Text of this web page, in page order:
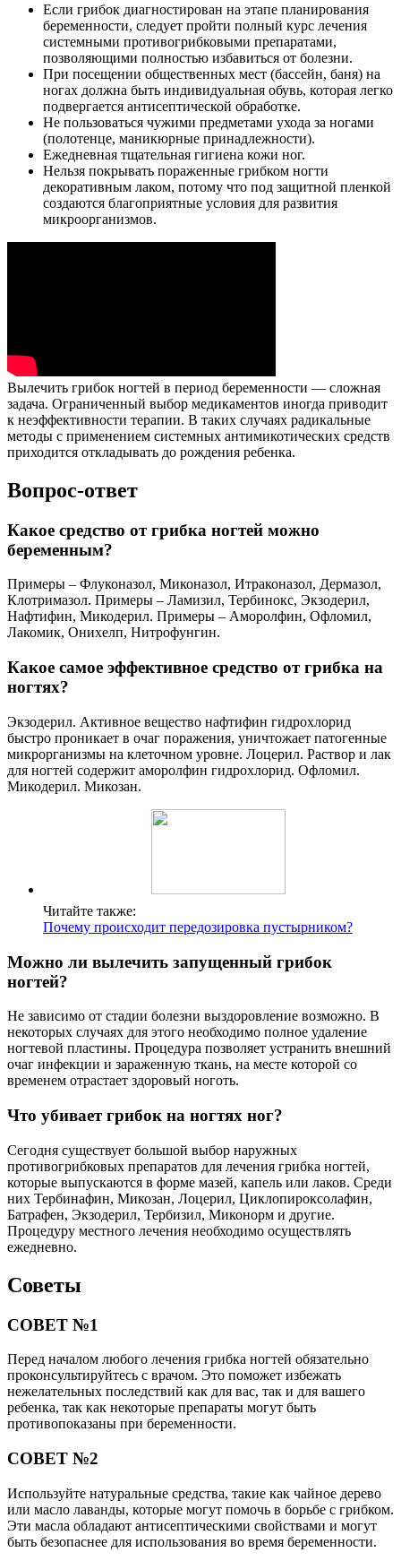
Если грибок диагностирован на этапе планирования
беременности, следует пройти полный курс лечения
системными противогрибковыми препаратами,
позволяющими полностью избавиться от болезни.
При посещении общественных мест (бассейн, баня) на
ногах должна быть индивидуальная обувь, которая легко
подвергается антисептической обработке.
Не пользоваться чужими предметами ухода за ногами
(полотенце, маникюрные принадлежности).
Ежедневная тщательная гигиена кожи ног.
Нельзя покрывать пораженные грибком ногти
декоративным лаком, потому что под защитной пленкой
создаются благоприятные условия для развития
микроорганизмов.
Вылечить грибок ногтей в период беременности — сложная
задача. Ограниченный выбор медикаментов иногда приводит
к неэффективности терапии. В таких случаях радикальные
методы с применением системных антимикотических средств
приходится откладывать до рождения ребенка.
Вопрос-ответ
Какое средство от грибка ногтей можно
беременным?
Примеры – Флуконазол, Миконазол, Итраконазол, Дермазол,
Клотримазол. Примеры – Ламизил, Тербинокс, Экзодерил,
Нафтифин, Микодерил. Примеры – Аморолфин, Офломил,
Лакомик, Онихелп, Нитрофунгин.
Какое самое эффективное средство от грибка на
ногтях?
Экзодерил. Активное вещество нафтифин гидрохлорид
быстро проникает в очаг поражения, уничтожает патогенные
микрорганизмы на клеточном уровне. Лоцерил. Раствор и лак
для ногтей содержит аморолфин гидрохлорид. Офломил.
Микодерил. Микозан.
Читайте также:
Почему происходит передозировка пустырником?
Можно ли вылечить запущенный грибок
ногтей?
Не зависимо от стадии болезни выздоровление возможно. В
некоторых случаях для этого необходимо полное удаление
ногтевой пластины. Процедура позволяет устранить внешний
очаг инфекции и зараженную ткань, на месте которой со
временем отрастает здоровый ноготь.
Что убивает грибок на ногтях ног?
Сегодня существует большой выбор наружных
противогрибковых препаратов для лечения грибка ногтей,
которые выпускаются в форме мазей, капель или лаков. Среди
них Тербинафин, Микозан, Лоцерил, Циклопироксолафин,
Батрафен, Экзодерил, Тербизил, Миконорм и другие.
Процедуру местного лечения необходимо осуществлять
ежедневно.
Советы
СОВЕТ №1
Перед началом любого лечения грибка ногтей обязательно
проконсультируйтесь с врачом. Это поможет избежать
нежелательных последствий как для вас, так и для вашего
ребенка, так как некоторые препараты могут быть
противопоказаны при беременности.
СОВЕТ №2
Используйте натуральные средства, такие как чайное дерево
или масло лаванды, которые могут помочь в борьбе с грибком.
Эти масла обладают антисептическими свойствами и могут
быть безопаснее для использования во время беременности.